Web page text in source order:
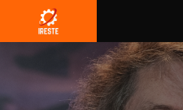
contenu